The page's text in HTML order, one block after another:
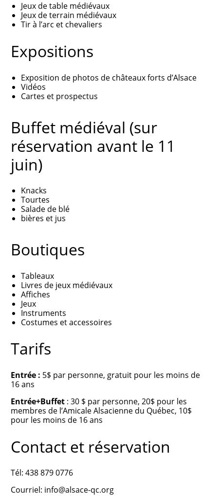
Jeux de table médiévaux
Jeux de terrain médiévaux
Tir à l’arc et chevaliers
Expositions
Exposition de photos de châteaux forts d’Alsace
Vidéos
Cartes et prospectus
Buffet médiéval (sur
réservation avant le 11
juin)
Knacks
Tourtes
Salade de blé
bières et jus
Boutiques
Tableaux
Livres de jeux médiévaux
Affiches
Jeux
Instruments
Costumes et accessoires
Tarifs
Entrée : 5$ par personne, gratuit pour les moins de
16 ans
Entrée+Buffet : 30 $ par personne, 20$ pour les
membres de l’Amicale Alsacienne du Québec, 10$
pour les moins de 16 ans
Contact et réservation
Tél: 438 879 0776
Courriel: info@alsace-qc.org